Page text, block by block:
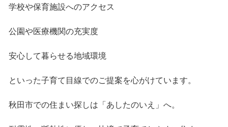
学校や保育施設へのアクセス
公園や医療機関の充実度
安心して暮らせる地域環境
といった子育て目線でのご提案を心がけています。
秋田市での住まい探しは「あしたのいえ」へ。